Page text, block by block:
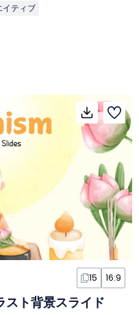
イティブ
15 16:9
スト背景スライド